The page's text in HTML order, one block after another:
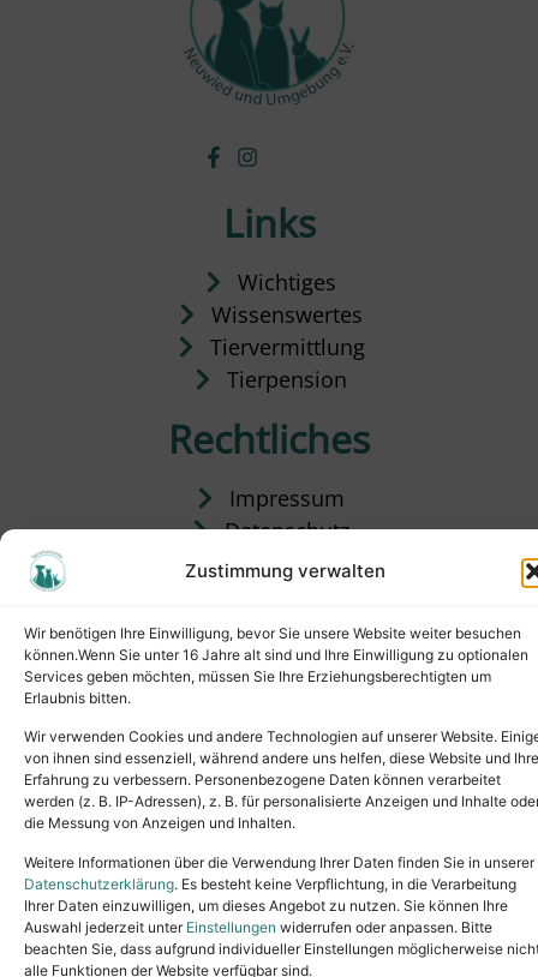
Zustimmung verwalten
Wir benötigen Ihre Einwilligung, bevor Sie unsere Website weiter besuchen
können.Wenn Sie unter 16 Jahre alt sind und Ihre Einwilligung zu optionalen
Services geben möchten, müssen Sie Ihre Erziehungsberechtigten um
Erlaubnis bitten.
Wir verwenden Cookies und andere Technologien auf unserer Website.
von ihnen sind essenziell, während andere uns helfen, diese Website und Ihre
Erfahrung zu verbessern. Personenbezogene Daten können verarbeitet
werden (z. B. IP-Adressen), z. B. für personalisierte Anzeigen und Inhalte
die Messung von Anzeigen und Inhalten.
Weitere Informationen über die Verwendung Ihrer Daten finden Sie in unserer
Datenschutzerklärung. Es besteht keine Verpflichtung, in die Verarbeitung
Ihrer Daten einzuwilligen, um dieses Angebot zu nutzen. Sie können Ihre
Auswahl jederzeit unter Einstellungen widerrufen oder anpassen. Bitte
beachten Sie, dass aufgrund individueller Einstellungen möglicherweise
alle Funktionen der Website verfügbar sind.
Links
Wichtiges
Wissenswertes
Tiervermittlung
Tierpension
Rechtliches
Impressum
Datenschutz
Satzung
Copyright © 2024. All rights reserved.
Tel.: (02631) 55356buero@tierheim-neuwied.de
Ludwigshof 1, 56567 Neuwied